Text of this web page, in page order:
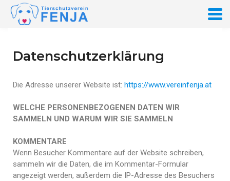
Datenschutzerklärung
Die Adresse unserer Website ist: https://www.vereinfenja.at
WELCHE PERSONENBEZOGENEN DATEN WIR
SAMMELN UND WARUM WIR SIE SAMMELN
KOMMENTARE
Wenn Besucher Kommentare auf der Website schreiben,
sammeln wir die Daten, die im Kommentar-Formular
angezeigt werden, außerdem die IP-Adresse des Besuchers